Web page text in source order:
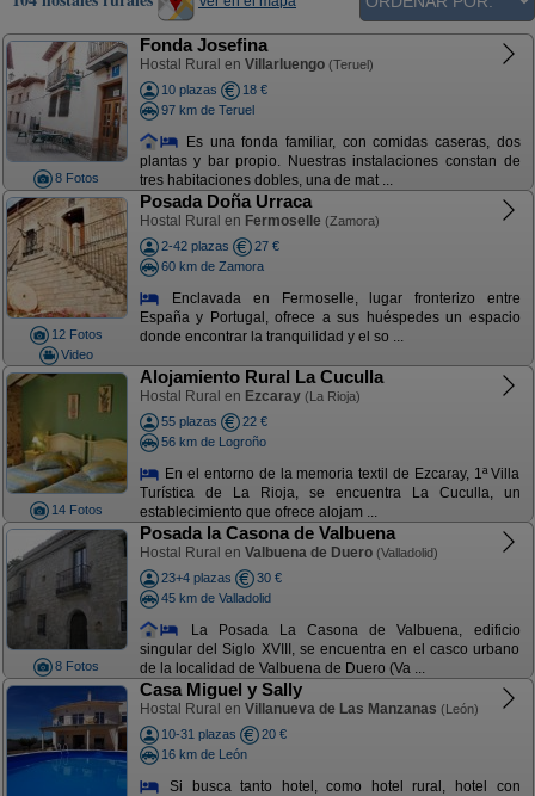
8 Fotos
Fonda Josefina
Hostal Rural en Villarluengo (Teruel)
10 plazas
18 €
97 km de Teruel
Es una fonda familiar, con comidas caseras, dos
plantas y bar propio. Nuestras instalaciones constan de
tres habitaciones dobles, una de mat ...
12 Fotos
Video
Posada Doña Urraca
Hostal Rural en Fermoselle (Zamora)
2-42 plazas
27 €
60 km de Zamora
Enclavada en Fermoselle, lugar fronterizo entre
España y Portugal, ofrece a sus huéspedes un espacio
donde encontrar la tranquilidad y el so ...
14 Fotos
Alojamiento Rural La Cuculla
Hostal Rural en Ezcaray (La Rioja)
55 plazas
22 €
56 km de Logroño
En el entorno de la memoria textil de Ezcaray, 1ª Villa
Turística de La Rioja, se encuentra La Cuculla, un
establecimiento que ofrece alojam ...
8 Fotos
Posada la Casona de Valbuena
Hostal Rural en Valbuena de Duero (Valladolid)
23+4 plazas
30 €
45 km de Valladolid
La Posada La Casona de Valbuena, edificio
singular del Siglo XVIII, se encuentra en el casco urbano
de la localidad de Valbuena de Duero (Va ...
Casa Miguel y Sally
Hostal Rural en Villanueva de Las Manzanas (León)
10-31 plazas
20 €
16 km de León
Si busca tanto hotel, como hotel rural, hotel con